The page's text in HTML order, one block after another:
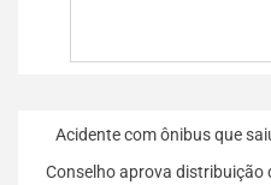
Acidente com ônibus que
Conselho aprova distribuição